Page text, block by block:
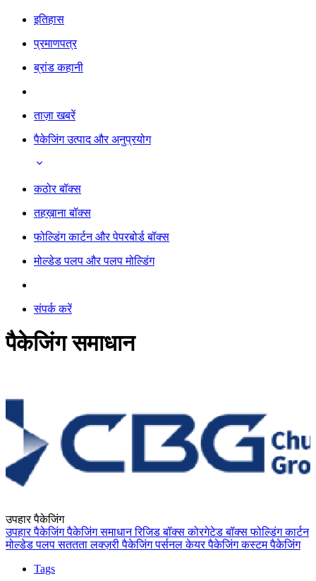
इतिहास
प्रमाणपत्र
ब्रांड कहानी
ताज़ा खबरें
पैकेजिंग उत्पाद और अनुप्रयोग
कठोर बॉक्स
तहख़ाना बॉक्स
फोल्डिंग कार्टन और पेपरबोर्ड बॉक्स
मोल्डेड पलप और पलप मोल्डिंग
संपर्क करें
पैकेजिंग समाधान
उपहार पैकेजिंग
उपहार पैकेजिंगपैकेजिंग समाधानरिजिड बॉक्सकोरगेटेड बॉक्सफोल्डिंग कार्टन
मोल्डेड पलपसतततालक्ज़री पैकेजिंगपर्सनल केयर पैकेजिंगकस्टम पैकेजिंग
Tags